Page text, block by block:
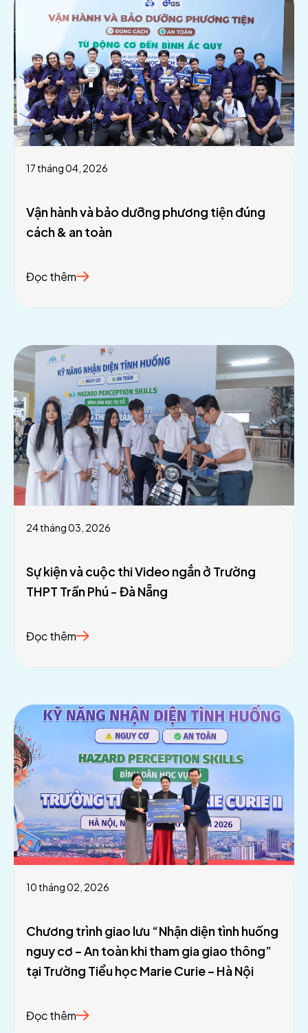
17 tháng 04, 2026
Vận hành và bảo dưỡng phương tiện đúng
cách & an toàn
Đọc thêm
24 tháng 03, 2026
Sự kiện và cuộc thi Video ngắn ở Trường
THPT Trần Phú - Đà Nẵng
Đọc thêm
10 tháng 02, 2026
Chương trình giao lưu “Nhận diện tình huống
nguy cơ – An toàn khi tham gia giao thông”
tại Trường Tiểu học Marie Curie – Hà Nội
Đọc thêm